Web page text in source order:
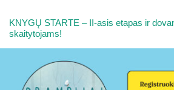
KNYGŲ STARTE – II-asis etapas ir
skaitytojams!